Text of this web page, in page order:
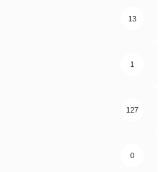
13
1
127
0